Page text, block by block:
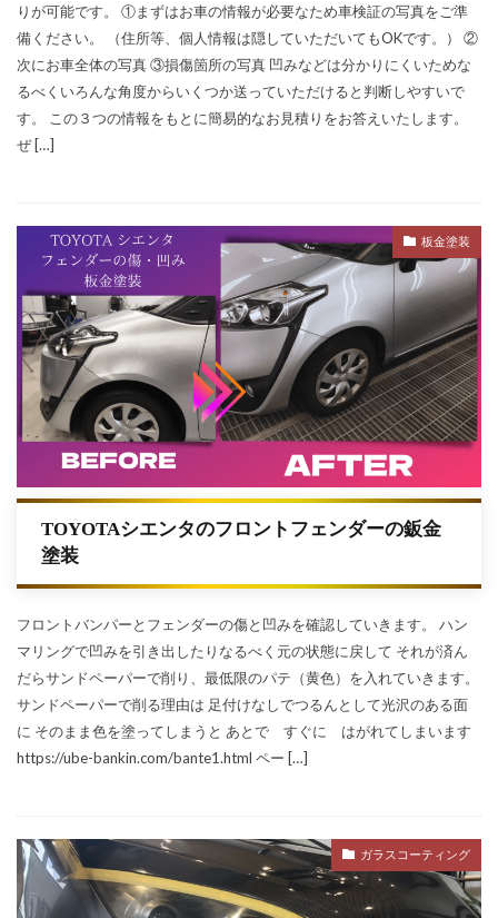
りが可能です。 ①まずはお車の情報が必要なため車検証の写真をご準
備ください。 （住所等、個人情報は隠していただいてもOKです。） ②
次にお車全体の写真 ③損傷箇所の写真 凹みなどは分かりにくいためな
るべくいろんな角度からいくつか送っていただけると判断しやすいで
す。 この３つの情報をもとに簡易的なお見積りをお答えいたします。
ぜ […]
板金塗装
TOYOTAシエンタのフロントフェンダーの鈑金
塗装
フロントバンパーとフェンダーの傷と凹みを確認していきます。 ハン
マリングで凹みを引き出したりなるべく元の状態に戻して それが済ん
だらサンドペーパーで削り、最低限のパテ（黄色）を入れていきます。
サンドペーパーで削る理由は 足付けなしでつるんとして光沢のある面
に そのまま色を塗ってしまうと あとで すぐに はがれてしまいます
https://ube-bankin.com/bante1.html ペー […]
ガラスコーティング